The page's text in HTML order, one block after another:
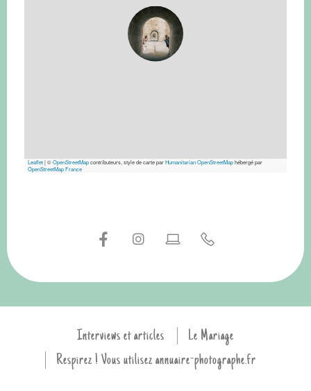
Leaflet|©OpenStreetMapcontributeurs, style de carte parHumanitarian OpenStreetMaphébergé par
OpenStreetMap France
Interviews et articles
Le Mariage
Respirez ! Vous utilisez annuaire-photographe.fr